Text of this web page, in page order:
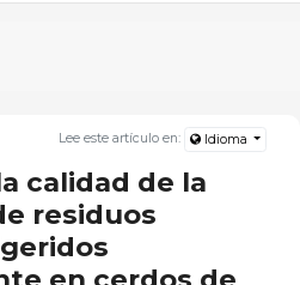
Lee este artículo en: Idioma
calidad de la
residuos